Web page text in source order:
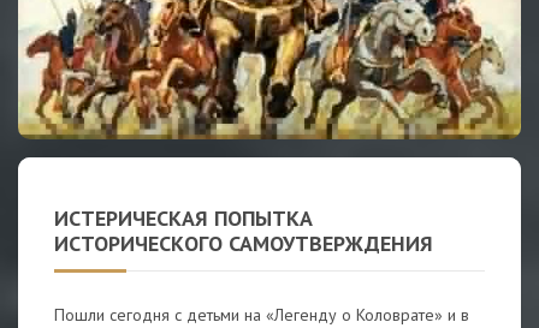
ИСТЕРИЧЕСКАЯ ПОПЫТКА
ИСТОРИЧЕСКОГО САМОУТВЕРЖДЕНИЯ
Пошли сегодня с детьми на «Легенду о Коловрате» и в